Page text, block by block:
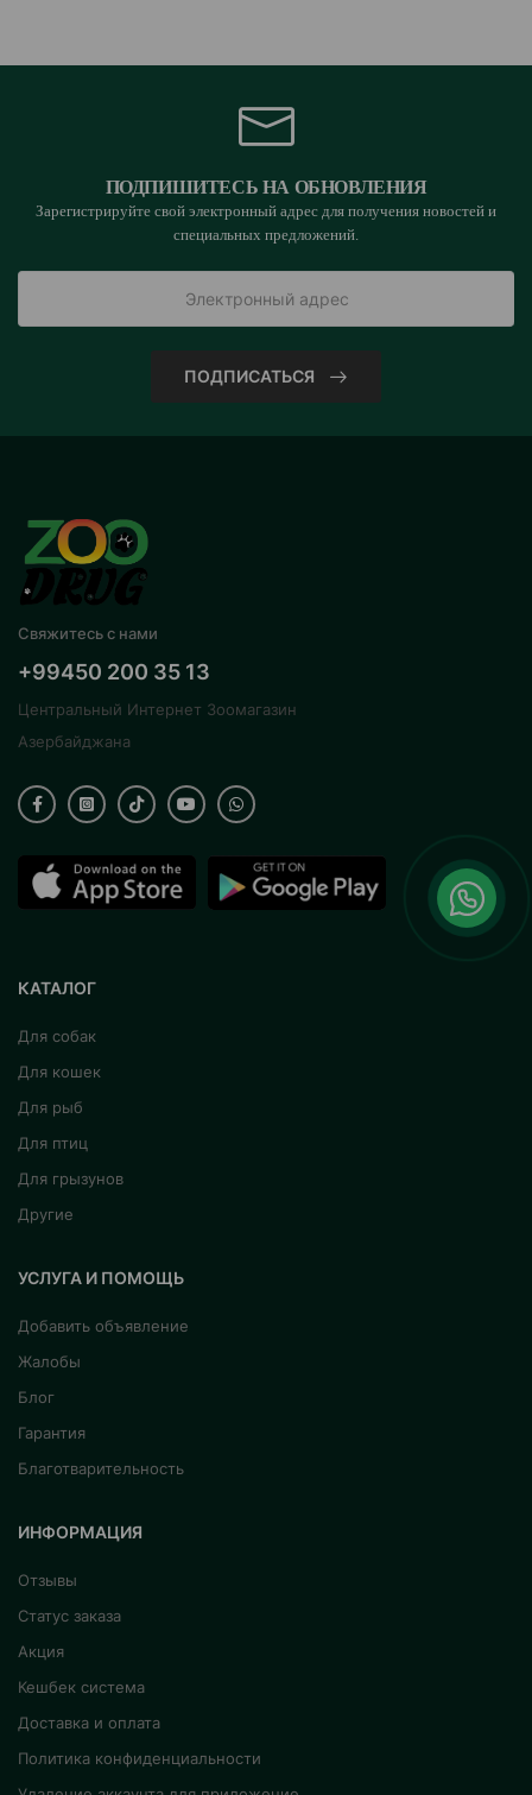
ПОДПИШИТЕСЬ НА ОБНОВЛЕНИЯ
Зарегистрируйте свой электронный адрес для получения новостей и
специальных предложений.
ПОДПИСАТЬСЯ
Свяжитесь с нами
+99450 200 35 13
Центральный Интернет Зоомагазин
Азербайджана
КАТАЛОГ
Для собак
Для кошек
Для рыб
Для птиц
Для грызунов
Другие
УСЛУГА И ПОМОЩЬ
Добавить объявление
Жалобы
Блог
Гарантия
Благотварительность
ИНФОРМАЦИЯ
Отзывы
Статус заказа
Акция
Кешбек система
Доставка и оплата
Политика конфиденциальности